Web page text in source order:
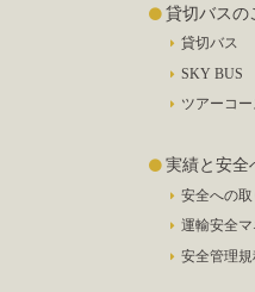
貸切バスの
貸切バス
SKY BUS
ツアーコー
実績と安全
安全への
運輸安全
安全管理規